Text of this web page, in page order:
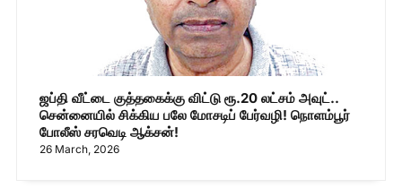
ஜப்தி வீட்டை குத்தகைக்கு விட்டு ரூ.20 லட்சம் அவுட்..
சென்னையில் சிக்கிய பலே மோசடிப் பேர்வழி! நொளம்பூர்
போலீஸ் சரவெடி ஆக்சன்!
26 March, 2026